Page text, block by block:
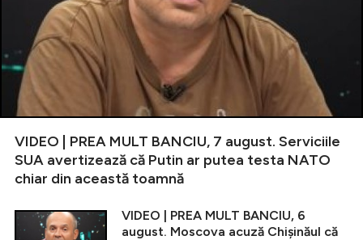
VIDEO | PREA MULT BANCIU, 7 august. Serviciile
SUA avertizează că Putin ar putea testa NATO
chiar din această toamnă
VIDEO | PREA MULT BANCIU, 6
august. Moscova acuză Chișinăul că